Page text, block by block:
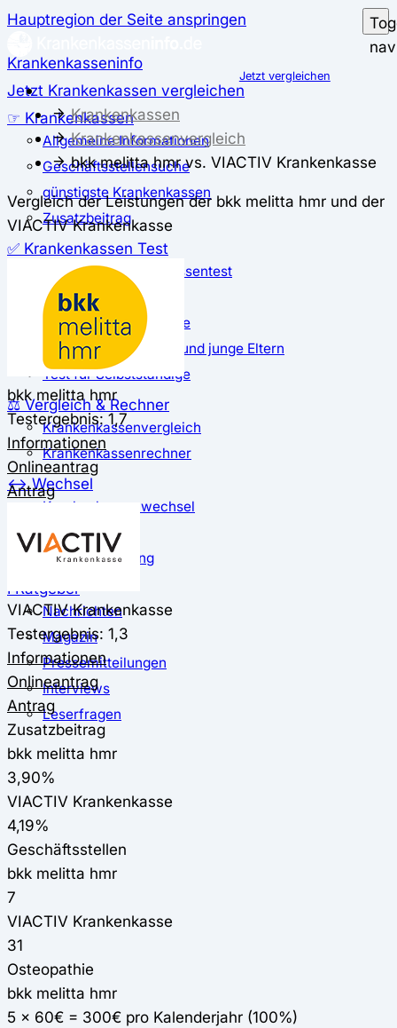
Hauptregion der Seite anspringen
Krankenkasseninfo
Jetzt Krankenkassen vergleichen
☞ Krankenkassen
Allgemeine Informationen
Geschäftsstellensuche
günstigste Krankenkassen
Zusatzbeitrag
✅ Krankenkassen Test
Der große Krankenkassentest
Test für Studierende
Test für Auszubildende
Test für Schwangere und junge Eltern
Test für Selbstständige
⚖️ Vergleich & Rechner
Krankenkassenvergleich
Krankenkassenrechner
↔ Wechsel
Krankenkassenwechsel
Kündigung
Musterkündigung
ℹ Ratgeber
Nachrichten
Magazin
Pressemitteilungen
Interviews
Leserfragen
Jetzt vergleichen
Krankenkassen
Krankenkassenvergleich
bkk melitta hmr vs. VIACTIV Krankenkasse
Vergleich der Leistungen der bkk melitta hmr und der
VIACTIV Krankenkasse
bkk melitta hmr
Testergebnis: 1,7
Informationen
Onlineantrag
Antrag
VIACTIV Krankenkasse
Testergebnis: 1,3
Informationen
Onlineantrag
Antrag
Zusatzbeitrag
bkk melitta hmr
3,90%
VIACTIV Krankenkasse
4,19%
Geschäftsstellen
bkk melitta hmr
7
VIACTIV Krankenkasse
31
Osteopathie
bkk melitta hmr
5 x 60€ = 300€ pro Kalenderjahr (100%)